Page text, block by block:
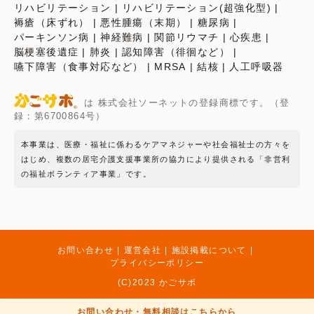
リハビリテーション
リハビリテーション(超強化型)
褥瘡（床ずれ）
悪性腫瘍（末期）
糖尿病
パーキンソン病
神経難病 関節リウマチ
心疾患
脳梗塞後遺症
肺炎
認知障害（徘徊など）
嚥下障害（食事対応など）
MRSA 結核 人工呼吸器
は 株式会社ソーネットの登録商標です。（登
録：第6700864号）
本事業は、医療・福祉に係わるケアマネジャーや社会福祉士の方々を
はじめ、複数の居宅介護支援事業所の協力により提供される「非営利
の福祉ボランティア事業」です。
お問い合わせ 運営会社
施設掲載について
プライバシーポリシー
(C)2023 かごサポ
お問い合わせ・無料相談はこちらから